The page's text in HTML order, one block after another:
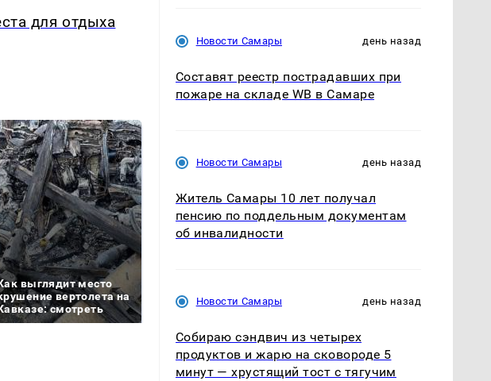
для отдыха
выглядит место
вертолета на
смотреть
готовую еду из
магазина: список
криптомиллионера
Новости Самары день назад
Составят реестр пострадавших при
пожаре на складе WB в Самаре
Новости Самары день назад
Житель Самары 10 лет получал
пенсию по поддельным документам
об инвалидности
Новости Самары день назад
Собираю сэндвич из четырех
продуктов и жарю на сковороде 5
минут — хрустящий тост с тягучим